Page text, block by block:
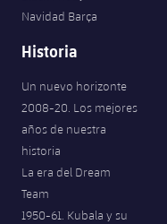
Navidad Barça
Historia
Un nuevo horizonte
2008-20. Los mejores
años de nuestra
historia
La era del Dream
Team
1950-61. Kubala y su